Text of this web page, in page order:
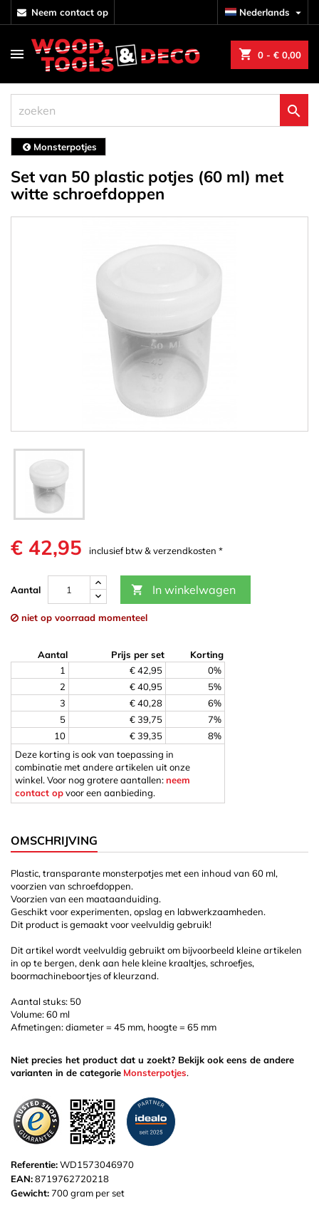
neem contact op Nederlands 
shopping_cart 0 - € 0,00

Monsterpotjes
Set van 50 plastic potjes (60 ml) met
witte schroefdoppen
€ 42,95 inclusief btw & verzendkosten *
Aantal  In winkelwagen
niet op voorraad momenteel
Aantal Prijs per set
Korting
1
€ 42,95
0%
2
€ 40,95
5%
3
€ 40,28
6%
5
€ 39,75
7%
10
€ 39,35
8%
Deze korting is ook van toepassing in
combinatie met andere artikelen uit onze
winkel. Voor nog grotere aantallen:neem
contact opvoor een aanbieding.
OMSCHRIJVING
Plastic, transparante monsterpotjes met een inhoud van 60 ml,
voorzien van schroefdoppen.
Voorzien van een maataanduiding.
Geschikt voor experimenten, opslag en labwerkzaamheden.
Dit product is gemaakt voor veelvuldig gebruik!
Dit artikel wordt veelvuldig gebruikt om bijvoorbeeld kleine artikelen
in op te bergen, denk aan hele kleine kraaltjes, schroefjes,
boormachineboortjes of kleurzand.
Aantal stuks: 50
Volume: 60 ml
Afmetingen: diameter = 45 mm, hoogte = 65 mm
Niet precies het product dat u zoekt? Bekijk ook eens de andere
varianten in de categorie Monsterpotjes.
Referentie:WD1573046970
EAN:8719762720218
Gewicht:700 gram per set